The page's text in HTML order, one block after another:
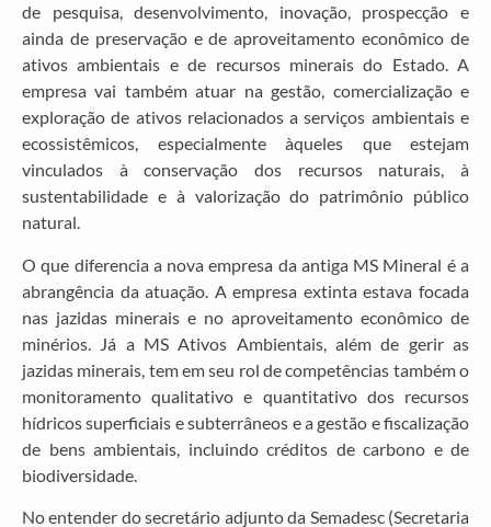
de pesquisa, desenvolvimento, inovação, prospecção e
ainda de preservação e de aproveitamento econômico de
ativos ambientais e de recursos minerais do Estado. A
empresa vai também atuar na gestão, comercialização e
exploração de ativos relacionados a serviços ambientais e
ecossistêmicos, especialmente àqueles que estejam
vinculados à conservação dos recursos naturais, à
sustentabilidade e à valorização do patrimônio público
natural.
O que diferencia a nova empresa da antiga MS Mineral é a
abrangência da atuação. A empresa extinta estava focada
nas jazidas minerais e no aproveitamento econômico de
minérios. Já a MS Ativos Ambientais, além de gerir as
jazidas minerais, tem em seu rol de competências também o
monitoramento qualitativo e quantitativo dos recursos
hídricos superficiais e subterrâneos e a gestão e fiscalização
de bens ambientais, incluindo créditos de carbono e de
biodiversidade.
No entender do secretário adjunto da Semadesc (Secretaria